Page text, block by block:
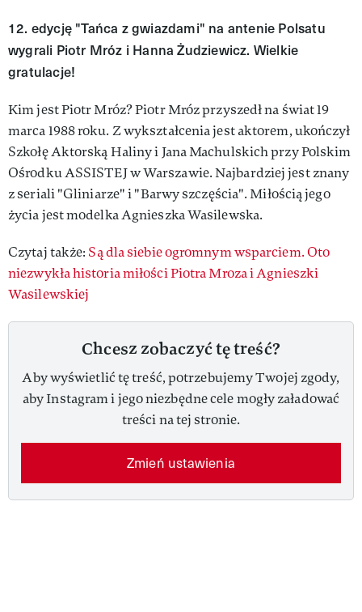
12. edycję "Tańca z gwiazdami" na antenie Polsatu
wygrali Piotr Mróz i Hanna Żudziewicz. Wielkie
gratulacje!
Kim jest Piotr Mróz? Piotr Mróz przyszedł na świat 19
marca 1988 roku. Z wykształcenia jest aktorem, ukończył
Szkołę Aktorską Haliny i Jana Machulskich przy Polskim
Ośrodku ASSISTEJ w Warszawie. Najbardziej jest znany
z seriali "Gliniarze" i "Barwy szczęścia". Miłością jego
życia jest modelka Agnieszka Wasilewska.
Czytaj także: Są dla siebie ogromnym wsparciem. Oto
niezwykła historia miłości Piotra Mroza i Agnieszki
Wasilewskiej
Chcesz zobaczyć tę treść?
Aby wyświetlić tę treść, potrzebujemy Twojej zgody,
aby Instagram i jego niezbędne cele mogły załadować
treści na tej stronie.
Zmień ustawienia